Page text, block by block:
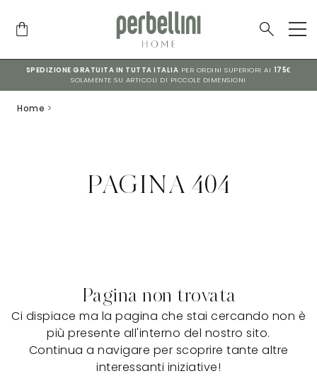
SPEDIZIONE GRATUITA IN TUTTA ITALIA PER ORDINI SUPERIORI AI 175€
SOLAMENTE SU ARTICOLI DI PICCOLE DIMENSIONI
Home >
PAGINA 404
Pagina non trovata
Ci dispiace ma la pagina che stai cercando non è
più presente all'interno del nostro sito.
Continua a navigare per scoprire tante altre
interessanti iniziative!